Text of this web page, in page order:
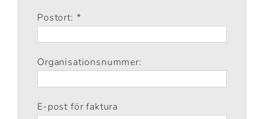
Postort: *
Organisationsnummer:
E-post för faktura